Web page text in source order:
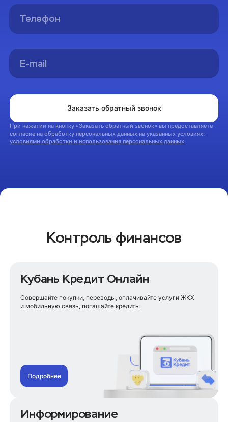
При нажатии на кнопку «Заказать обратный звонок» вы предоставляете
согласие на обработку персональных данных на указанных условиях:
условиями обработки и использования персональных данных
Заказать обратный звонок
На главную
Контроль финансов
Кубань Кредит Онлайн
Совершайте покупки, переводы, оплачивайте услуги ЖКХ
и мобильную связь, погашайте кредиты
Подробнее
Информирование